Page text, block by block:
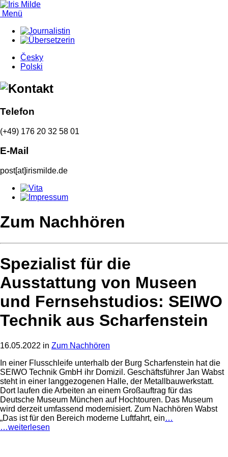
Menü
Česky
Polski
Telefon
(+49) 176 20 32 58 01
E-Mail
post[at]irismilde.de
Zum Nachhören
Spezialist für die
Ausstattung von Museen
und Fernsehstudios: SEIWO
Technik aus Scharfenstein
16.05.2022 in Zum Nachhören
In einer Flusschleife unterhalb der Burg Scharfenstein hat die
SEIWO Technik GmbH ihr Domizil. Geschäftsführer Jan Wabst
steht in einer langgezogenen Halle, der Metallbauwerkstatt.
Dort laufen die Arbeiten an einem Großauftrag für das
Deutsche Museum München auf Hochtouren. Das Museum
wird derzeit umfassend modernisiert. Zum Nachhören Wabst
„Das ist für den Bereich moderne Luftfahrt, ein…
…weiterlesen